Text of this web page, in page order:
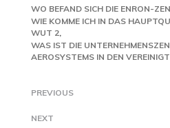
WO BEFAND SICH DIE ENRON-
WIE KOMME ICH IN DAS
WUT 2
WAS IST DIE
AEROSYSTEMS IN DEN
PREVIOUS
NEXT